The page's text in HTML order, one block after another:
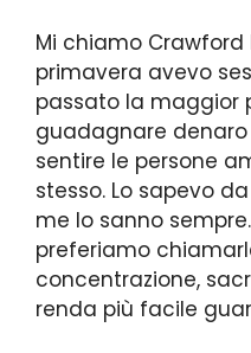
Mi chiamo Crawford
primavera avevo
passato la maggior
guadagnare
sentire le persone
stesso. Lo sapevo
me lo sanno
preferiamo
concentrazione,
renda più facile